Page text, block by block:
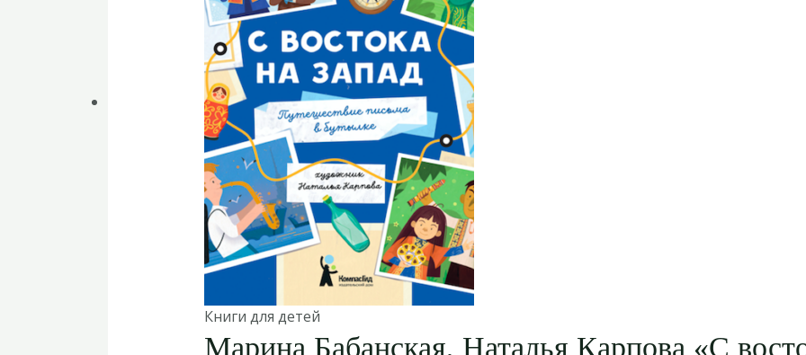
Книги для детей
Марина Бабанская, Наталья Карпова «С